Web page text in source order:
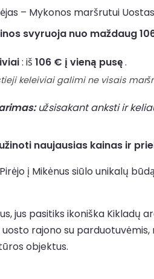
– Mykonos maršrutui
svyruoja nuo maždaug
: iš 106 € į vieną pusę.
keleiviai galimi ne visais
užsisakant anksti ir
naujausias kainas ir
į Mikėnus siūlo unikalų
jus pasitiks ikoniška
uosto rajono su
objektus.